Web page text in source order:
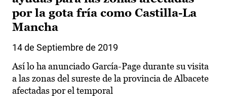
por la gota fría como Castilla-La
Mancha
14 de Septiembre de 2019
Así lo ha anunciado García-Page durante su visita
a las zonas del sureste de la provincia de Albacete
afectadas por el temporal